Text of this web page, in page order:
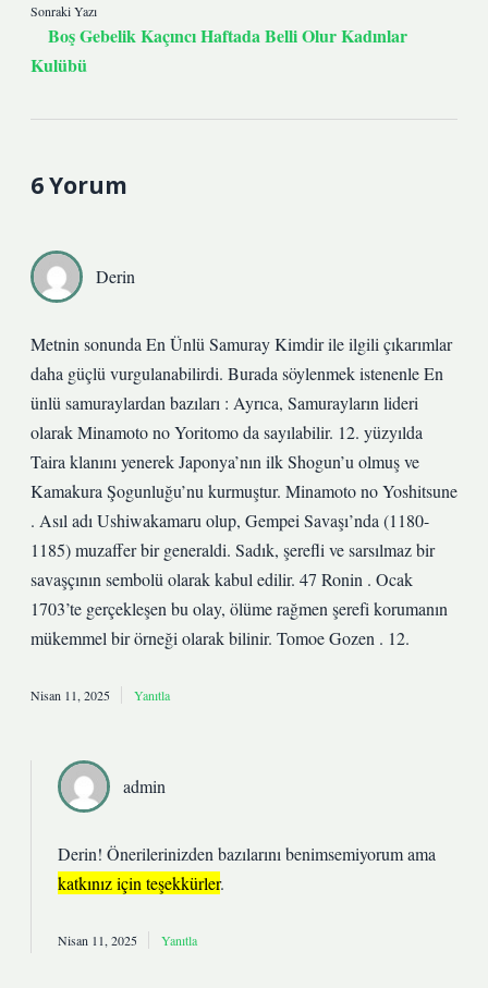
Sonraki Yazı
Boş Gebelik Kaçıncı Haftada Belli Olur Kadınlar
Kulübü
6 Yorum
Derin
Metnin sonunda En Ünlü Samuray Kimdir ile ilgili çıkarımlar
daha güçlü vurgulanabilirdi. Burada söylenmek istenenle En
ünlü samuraylardan bazıları : Ayrıca, Samurayların lideri
olarak Minamoto no Yoritomo da sayılabilir. 12. yüzyılda
Taira klanını yenerek Japonya’nın ilk Shogun’u olmuş ve
Kamakura Şogunluğu’nu kurmuştur. Minamoto no Yoshitsune
. Asıl adı Ushiwakamaru olup, Gempei Savaşı’nda (1180-
1185) muzaffer bir generaldi. Sadık, şerefli ve sarsılmaz bir
savaşçının sembolü olarak kabul edilir. 47 Ronin . Ocak
1703’te gerçekleşen bu olay, ölüme rağmen şerefi korumanın
mükemmel bir örneği olarak bilinir. Tomoe Gozen . 12.
Nisan 11, 2025 Yanıtla
admin
Derin! Önerilerinizden bazılarını benimsemiyorum ama
katkınız için teşekkürler.
Nisan 11, 2025 Yanıtla